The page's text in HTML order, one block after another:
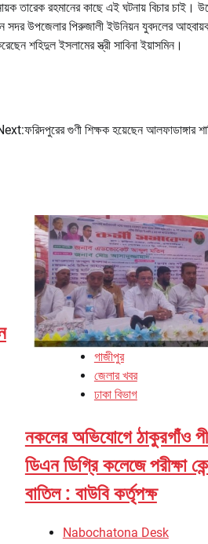
তারেক রহমানের কাছে এই ঘটনায় বিচার চাই।
সদর উপজেলার পিরুজালী ইউনিয়ন যুবদলের
শহিদুল ইসলামের স্ত্রী সাবিনা ইয়াসমিন।
ফরিদপুরের গুণী শিক্ষক হয়েছেন আলফাডাঙ্গার
গাজীপুর
জেলার খবর
ঢাকা বিভাগ
নকলের অভিযোগে ঠাকুরগাঁও
ডিএন ডিগ্রি কলেজে পরীক্ষা
বাতিল : বাউবি কর্তৃপক্ষ
Nabochatona Desk